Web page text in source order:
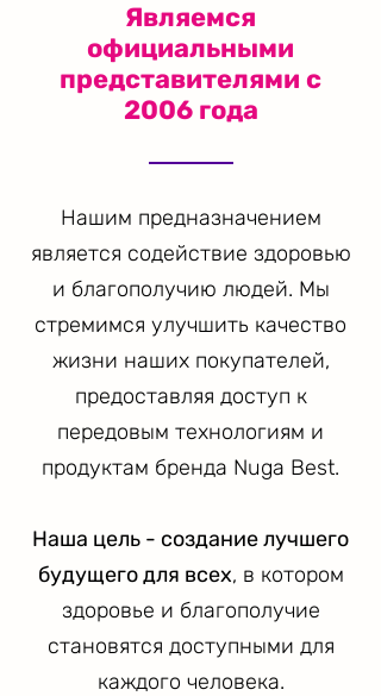
Являемся
официальными
представителями с
2006 года
Нашим предназначением
является содействие здоровью
и благополучию людей. Мы
стремимся улучшить качество
жизни наших покупателей,
предоставляя доступ к
передовым технологиям и
продуктам бренда Nuga Best.
Наша цель - создание лучшего
будущего для всех, в котором
здоровье и благополучие
становятся доступными для
каждого человека.